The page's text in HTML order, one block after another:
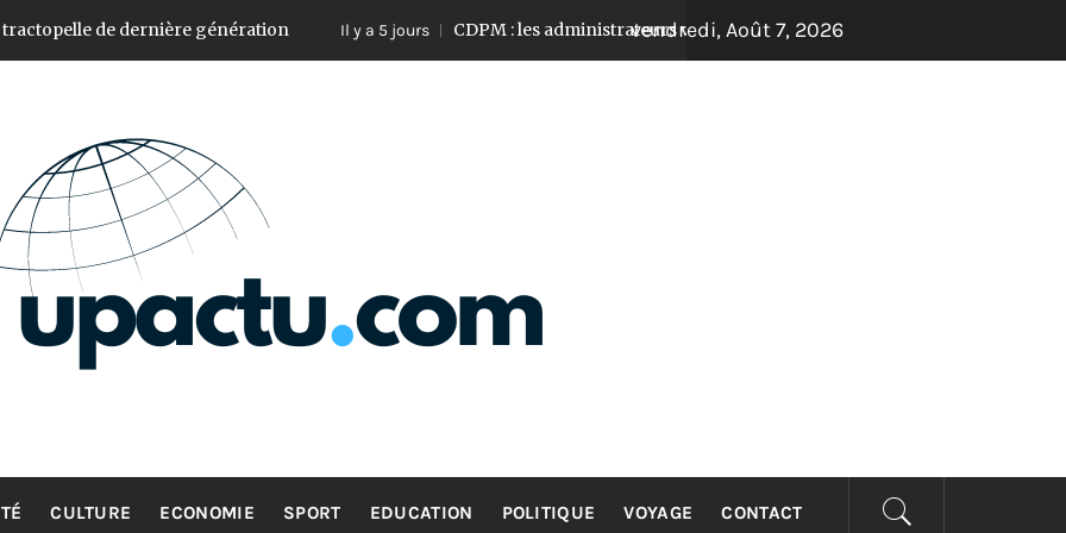
dernière génération Il y a 5 jours CDPM : les administrateurs valident les comptes et donnent un coup d’accélérateur
vendredi, Août 7, 2026
L’actualité d’ici et d’ailleurs
CULTURE ECONOMIE SPORT EDUCATION POLITIQUE VOYAGE CONTACT